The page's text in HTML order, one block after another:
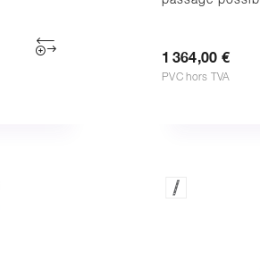
1 364,00 €
PVC hors TVA